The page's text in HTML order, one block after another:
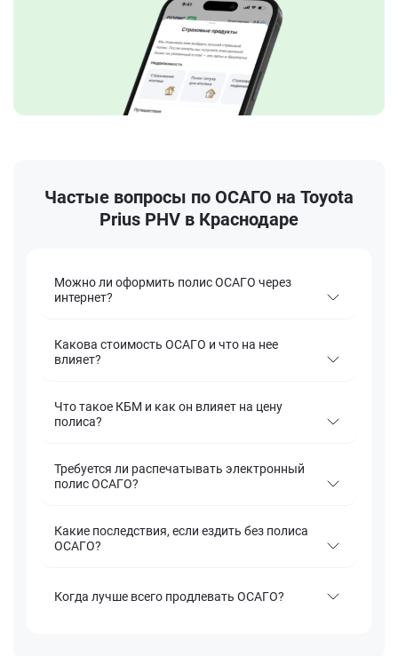
Частые вопросы по ОСАГО на Toyota
Prius PHV в Краснодаре
Можно ли оформить полис ОСАГО через
интернет?
Какова стоимость ОСАГО и что на нее
влияет?
Что такое КБМ и как он влияет на цену
полиса?
Требуется ли распечатывать электронный
полис ОСАГО?
Какие последствия, если ездить без полиса
ОСАГО?
Когда лучше всего продлевать ОСАГО?